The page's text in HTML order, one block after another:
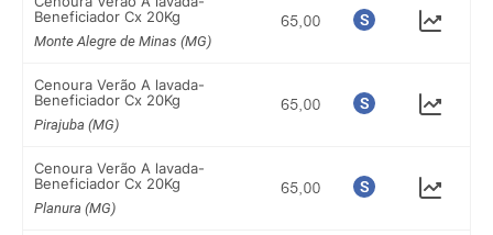
Beneficiador Cx 20Kg
Monte Alegre de Minas (MG)
Cenoura Verão A lavada-
Beneficiador Cx 20Kg
Pirajuba (MG)
Cenoura Verão A lavada-
Beneficiador Cx 20Kg
Planura (MG)